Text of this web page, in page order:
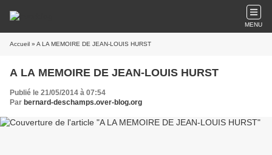
MENU
Accueil » A LA MEMOIRE DE JEAN-LOUIS HURST
A LA MEMOIRE DE JEAN-LOUIS HURST
Publié le 21/05/2014 à 07:54
Par bernard-deschamps.over-blog.org